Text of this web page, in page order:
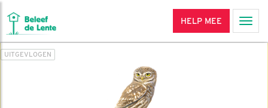
HELP MEE
UITGEVLOGEN